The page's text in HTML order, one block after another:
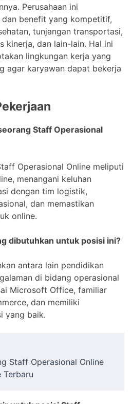
Perusahaan ini
dan benefit yang kompetitif,
tunjangan transportasi,
kinerja, dan lain-lain. Hal ini
lingkungan kerja yang
agar karyawan dapat bekerja
Staff Operasional
Operasional Online meliputi
menangani keluhan
dengan tim logistik,
dan memastikan
online.
dibutuhkan untuk posisi ini?
antara lain pendidikan
di bidang operasional
Microsoft Office, familiar
dan memiliki
yang baik.
Staff Operasional Online
Terbaru